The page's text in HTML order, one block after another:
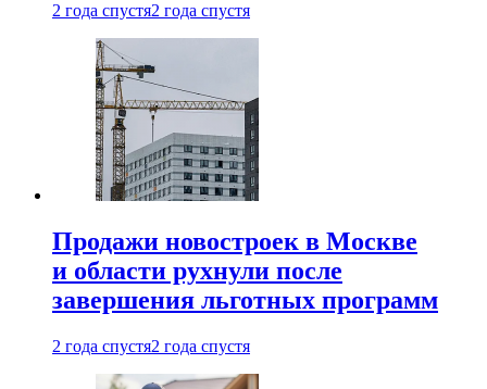
2 года спустя2 года спустя
Продажи новостроек в Москве
и области рухнули после
завершения льготных программ
2 года спустя2 года спустя